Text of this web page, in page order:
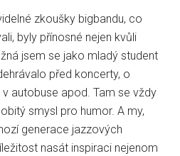
zkoušky bigbandu, co
byly přínosné nejen kvůli
jsem se jako mladý student
před koncerty, o
autobuse apod. Tam se vždy
smysl pro humor. A my,
generace jazzových
nasát inspiraci nejenom